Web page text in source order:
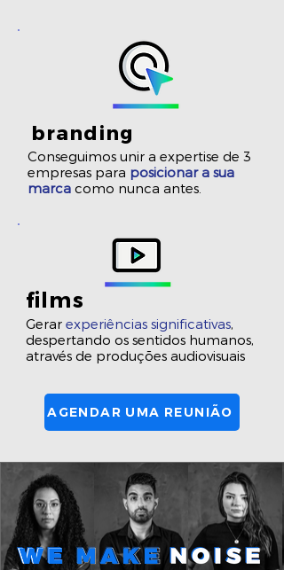
branding
Conseguimos unir a expertise de 3
empresas para posicionar a sua
marca como nunca antes.
films
Gerar experiências significativas,
despertando os sentidos humanos,
através de produções audiovisuais
AGENDAR UMA REUNIÃO